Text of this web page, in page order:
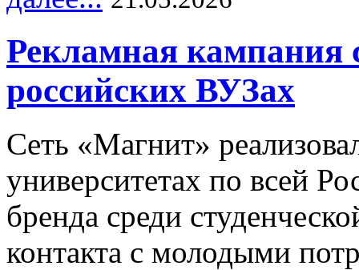
Рекламная кампания
российских ВУЗах
Сеть «Магнит»
университетах по всей
бренда среди
контакта с молодыми